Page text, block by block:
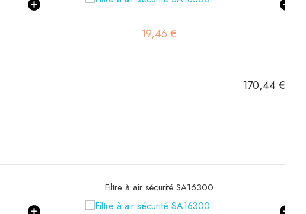
19,55 €
170,44 €
Filtre à air primaire SA16579